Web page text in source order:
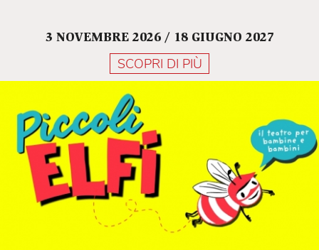
3 NOVEMBRE 2026 / 18 GIUGNO 2027
SCOPRI DI PIÙ